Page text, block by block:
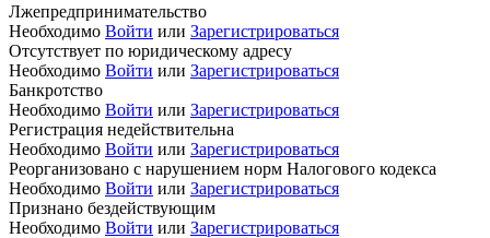
Лжепредпринимательство
Необходимо Войти или Зарегистрироваться
Отсутствует по юридическому адресу
Необходимо Войти или Зарегистрироваться
Банкротство
Необходимо Войти или Зарегистрироваться
Регистрация недействительна
Необходимо Войти или Зарегистрироваться
Реорганизовано с нарушением норм Налогового кодекса
Необходимо Войти или Зарегистрироваться
Признано бездействующим
Необходимо Войти или Зарегистрироваться